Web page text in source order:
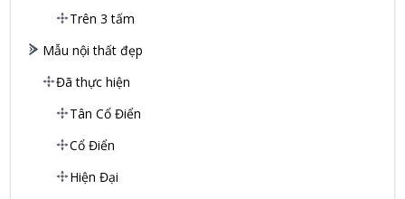
Trên 3 tấm
Mẫu nội thất đẹp
Đã thực hiện
Tân Cổ Điển
Cổ Điển
Hiện Đại